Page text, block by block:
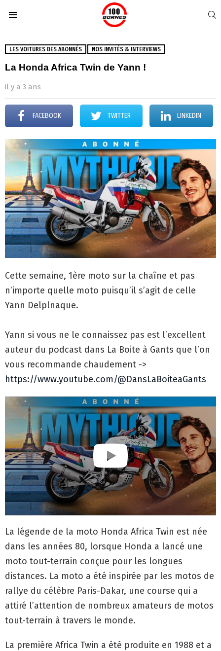
LES VOITURES DES ABONNÉS NOS INVITÉS & INTERVIEWS
La Honda Africa Twin de Yann !
il y a 3 ans
FACEBOOK TWITTER LINKEDIN
Cette semaine, 1ère moto sur la chaîne et pas
n’importe quelle moto puisqu’il s’agit de celle
Yann Delplnaque.
Yann si vous ne le connaissez pas est l’excellent
auteur du podcast dans La Boite à Gants que l’on
vous recommande chaudement ->
https://www.youtube.com/@DansLaBoiteaGants
La légende de la moto Honda Africa Twin est née
dans les années 80, lorsque Honda a lancé une
moto tout-terrain conçue pour les longues
distances. La moto a été inspirée par les motos de
rallye du célèbre Paris-Dakar, une course qui a
attiré l’attention de nombreux amateurs de motos
tout-terrain à travers le monde.
La première Africa Twin a été produite en 1988 et a